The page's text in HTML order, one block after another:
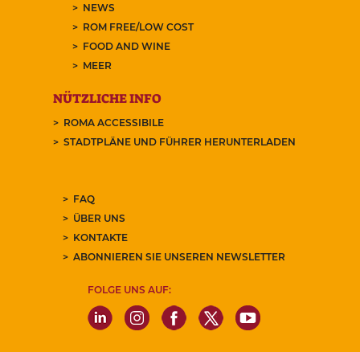
NEWS
ROM FREE/LOW COST
FOOD AND WINE
MEER
NÜTZLICHE INFO
ROMA ACCESSIBILE
STADTPLÄNE UND FÜHRER HERUNTERLADEN
FAQ
ÜBER UNS
KONTAKTE
ABONNIEREN SIE UNSEREN NEWSLETTER
FOLGE UNS AUF: